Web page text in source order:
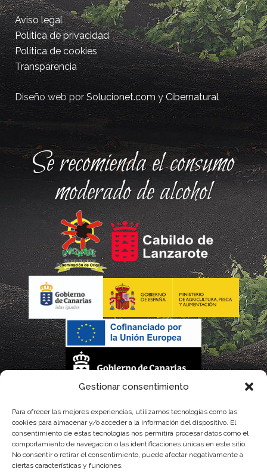
Gestionar consentimiento
Para ofrecer las mejores experiencias, utilizamos tecnologías como las
cookies para almacenar y/o acceder a la información del dispositivo. El
consentimiento de estas tecnologías nos permitirá procesar datos como el
comportamiento de navegación o las identificaciones únicas en este sitio.
No consentir o retirar el consentimiento, puede afectar negativamente a
ciertas características y funciones.
Aviso legal
Política de privacidad
Política de cookies
Transparencia
Diseño web porSolucionet.comyCibernatural
Se recomienda el consumo
moderado de alcohol
parcialmente, por el Gobierno de Canarias
con fondos provenientes del presupuesto de gastos del Instituto Canario de
Calidad Agroalimentaria